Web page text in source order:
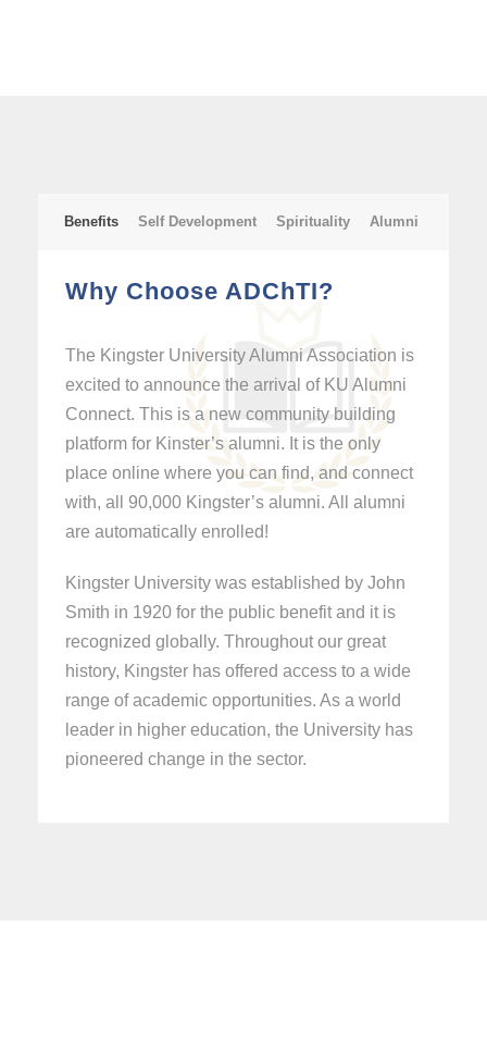
Benefits Self Development Spirituality Alumni
Why Choose ADChTI?
The Kingster University Alumni Association is
excited to announce the arrival of KU Alumni
Connect. This is a new community building
platform for Kinster’s alumni. It is the only
place online where you can find, and connect
with, all 90,000 Kingster’s alumni. All alumni
are automatically enrolled!
Kingster University was established by John
Smith in 1920 for the public benefit and it is
recognized globally. Throughout our great
history, Kingster has offered access to a wide
range of academic opportunities. As a world
leader in higher education, the University has
pioneered change in the sector.